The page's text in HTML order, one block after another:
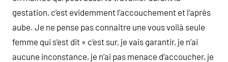
gestation, c’est evidemment l’accouchement et l’après
aube. Je ne pense pas connaitre une vous voilà seule
femme qui s’est dit « c’est sur, je vais garantir, je n’ai
aucune inconstance, je n’ai pas menace d’accoucher, je